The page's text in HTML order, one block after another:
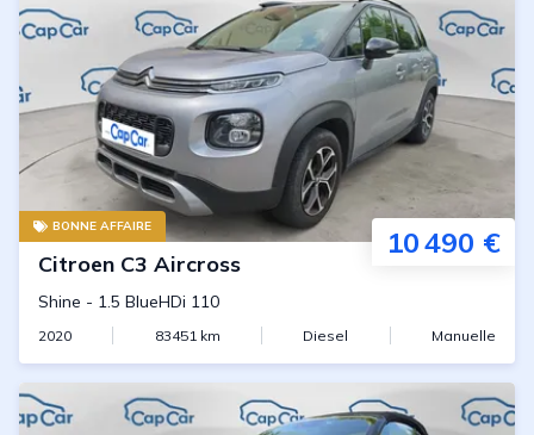
BONNE AFFAIRE 10 490 €
Citroen C3 Aircross
Shine - 1.5 BlueHDi 110
2020 83451km Diesel Manuelle